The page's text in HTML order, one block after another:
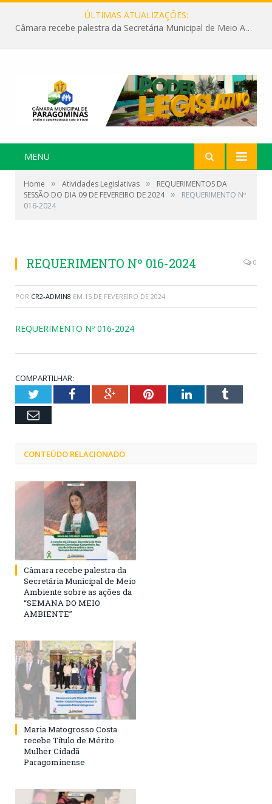
ÚLTIMAS ATUALIZAÇÕES:
Câmara recebe palestra da Secretária Municipal de Meio Ambiente sobre as ações da “SEMANA DO MEIO AMBIENTE”
MENU
Home » Atividades Legislativas »
REQUERIMENTOS DA
SESSÃO DO DIA 09 DE FEVEREIRO DE 2024 »
REQUERIMENTO Nº
016-2024
REQUERIMENTO Nº 016-2024 0
POR CR2-ADMIN8 EM 15 DE FEVEREIRO DE 2024
REQUERIMENTO Nº 016-2024
COMPARTILHAR:
TwitterFacebookGoogle+PinterestLinkedInTumblr
Email
CONTEÚDO RELACIONADO
Câmara recebe palestra da
Secretária Municipal de Meio
Ambiente sobre as ações da
“SEMANA DO MEIO
AMBIENTE”
Maria Matogrosso Costa
recebe Título de Mérito
Mulher Cidadã
Paragominense